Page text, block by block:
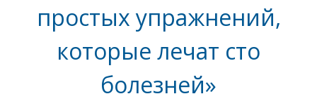
простых упражнений,
которые лечат сто
болезней»